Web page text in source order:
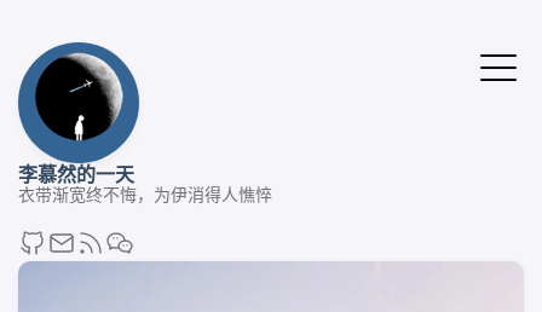
李慕然的一天
衣带渐宽终不悔，为伊消得人憔悴